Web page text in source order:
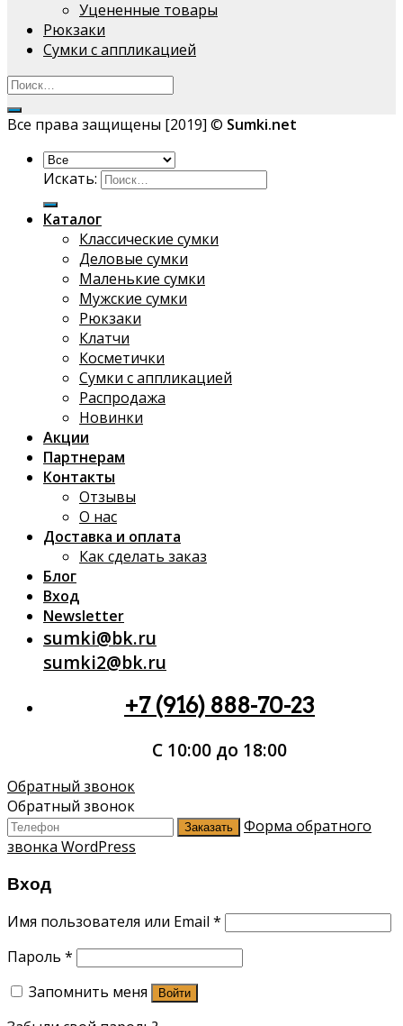
Уцененные товары
Рюкзаки
Сумки с аппликацией
Все права защищены [2019] © Sumki.net
Искать:
Каталог
Классические сумки
Деловые сумки
Маленькие сумки
Мужские сумки
Рюкзаки
Клатчи
Косметички
Сумки с аппликацией
Распродажа
Новинки
Акции
Партнерам
Контакты
Отзывы
О нас
Доставка и оплата
Как сделать заказ
Блог
Вход
Newsletter
sumki@bk.ru
sumki2@bk.ru
+7 (916) 888-70-23
С 10:00 до 18:00
Обратный звонок
Обратный звонок
Заказать
Форма обратного
звонка WordPress
Вход
Имя пользователя или Email *
Пароль *
Запомнить меня
Войти